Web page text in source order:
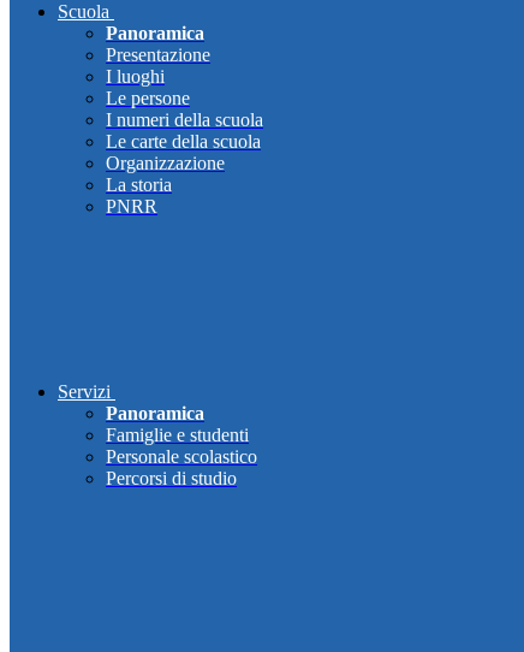
Scuola
Panoramica
Presentazione
I luoghi
Le persone
I numeri della scuola
Le carte della scuola
Organizzazione
La storia
PNRR
Servizi
Panoramica
Famiglie e studenti
Personale scolastico
Percorsi di studio